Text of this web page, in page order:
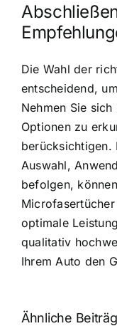
Die Wahl der
entscheidend,
Nehmen Sie
Optionen zu
berücksichtigen.
Auswahl,
befolgen,
optimale
qualitativ
Ihrem Auto den
Ähnliche